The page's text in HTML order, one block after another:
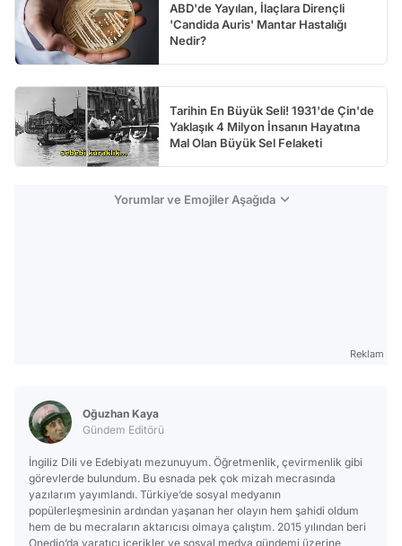
ABD'de Yayılan, İlaçlara Dirençli
'Candida Auris' Mantar Hastalığı
Nedir?
Tarihin En Büyük Seli! 1931'de Çin'de
Yaklaşık 4 Milyon İnsanın Hayatına
Mal Olan Büyük Sel Felaketi
Yorumlar ve Emojiler Aşağıda
Reklam
Oğuzhan Kaya
Gündem Editörü
İngiliz Dili ve Edebiyatı mezunuyum. Öğretmenlik, çevirmenlik gibi
görevlerde bulundum. Bu esnada pek çok mizah mecrasında
yazılarım yayımlandı. Türkiye’de sosyal medyanın
popülerleşmesinin ardından yaşanan her olayın hem şahidi oldum
hem de bu mecraların aktarıcısı olmaya çalıştım. 2015 yılından beri
Onedio’da yaratıcı içerikler ve sosyal medya gündemi üzerine